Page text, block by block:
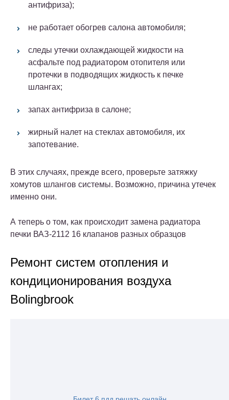
антифриза);
не работает обогрев салона автомобиля;
следы утечки охлаждающей жидкости на
асфальте под радиатором отопителя или
протечки в подводящих жидкость к печке
шлангах;
запах антифриза в салоне;
жирный налет на стеклах автомобиля, их
запотевание.
В этих случаях, прежде всего, проверьте затяжку
хомутов шлангов системы. Возможно, причина утечек
именно они.
А теперь о том, как происходит замена радиатора
печки ВАЗ-2112 16 клапанов разных образцов
Ремонт систем отопления и
кондиционирования воздуха
Bolingbrook